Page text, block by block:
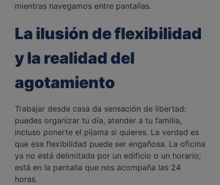
mientras navegamos entre pantallas.
La ilusión de flexibilidad
y la realidad del
agotamiento
Trabajar desde casa da sensación de libertad:
puedes organizar tu día, atender a tu familia,
incluso ponerte el pijama si quieres. La verdad es
que esa flexibilidad puede ser engañosa. La oficina
ya no está delimitada por un edificio o un horario;
está en la pantalla que nos acompaña las 24
horas.